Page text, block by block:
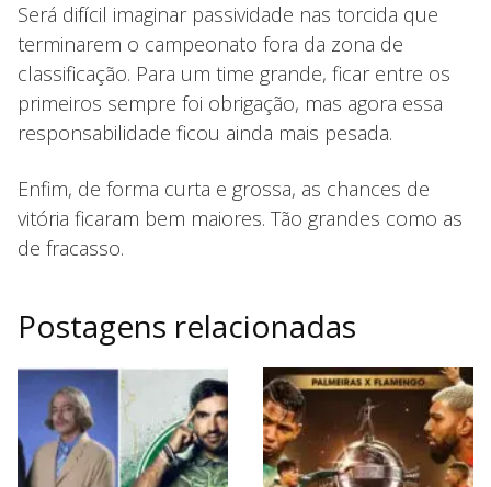
Será difícil imaginar passividade nas torcida que
terminarem o campeonato fora da zona de
classificação. Para um time grande, ficar entre os
primeiros sempre foi obrigação, mas agora essa
responsabilidade ficou ainda mais pesada.
Enfim, de forma curta e grossa, as chances de
vitória ficaram bem maiores. Tão grandes como as
de fracasso.
Postagens relacionadas